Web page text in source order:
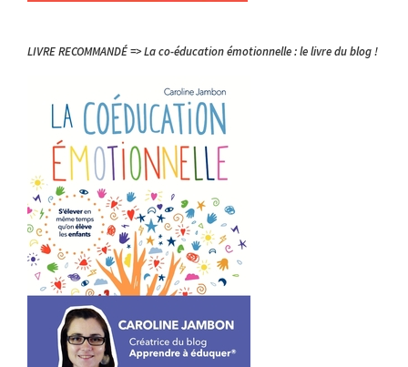
LIVRE RECOMMANDÉ => La co-éducation émotionnelle : le livre du blog !